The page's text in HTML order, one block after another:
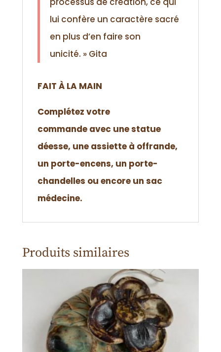
lui confère un caractère sacré
en plus d’en faire son
unicité. » Gita
FAIT À LA MAIN
Complétez votre
commande avec une statue
déesse, une assiette à offrande,
un porte-encens, un porte-
chandelles ou encore un sac
médecine.
Produits similaires